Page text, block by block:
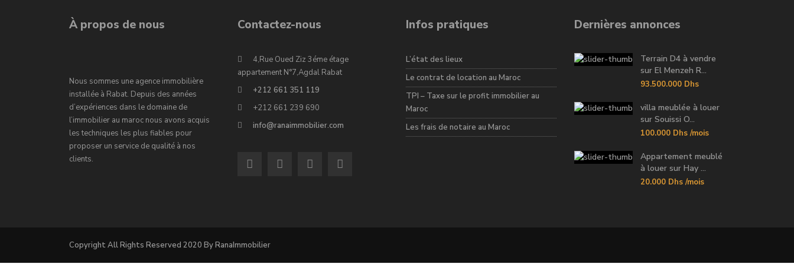
À propos de nous
Nous sommes une agence immobilière
installée à Rabat. Depuis des années
d’expériences dans le domaine de
l’immobilier au maroc nous avons acquis
les techniques les plus fiables pour
proposer un service de qualité à nos
clients.
Contactez-nous
4,Rue Oued Ziz 3éme étage
appartement N°7,Agdal Rabat
+212 661 351 119
+212 661 239 690
info@ranaimmobilier.com
Infos pratiques
L’état des lieux
Le contrat de location au Maroc
TPI – Taxe sur le profit immobilier au
Maroc
Les frais de notaire au Maroc
Dernières annonces
Terrain D4 à vendre
sur El Menzeh R...
93.500.000 Dhs
villa meublée à louer
sur Souissi O...
100.000 Dhs /mois
Appartement meublé
à louer sur Hay ...
20.000 Dhs /mois
Copyright All Rights Reserved 2020 By RanaImmobilier